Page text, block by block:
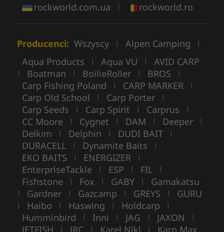
rockworld.com.ua | rockworld.ro
Producenci: Wszyscy | Alpen Camping |
Aqua Products | Aqua VU | AVID CARP
| Boatman | BoilieRoller | BROS |
Carp Fishing Poland | CARP MARKER |
Carp Old School | Carp Porter |
Carp Seeds | Carp Spirit | Carprus |
CC Moore | Cygnet | DAM | Deeper |
Delkim | Delphin | DUDI BAIT |
DURACELL | Dynamite Baits |
EKO BAITS | ENERGIZER |
EnterpriseTackle | ESP | FIL |
Fishstone | Fox | GABY | Gamakatsu
| Gardner | Gazcamp | GREYS | GURU
| Haibo | Haswing | Holdcarp |
Humminbird | Inni | JAG | JAXON |
JETFISH | JRC | Karel Nikl | Karp Max